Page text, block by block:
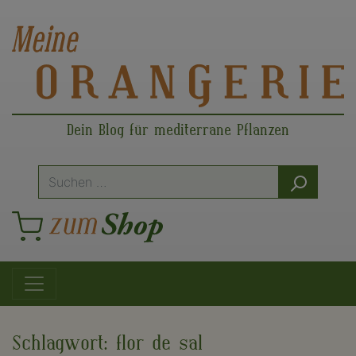
Dein Blog für mediterrane Pflanzen
Suche
nach:
Hauptnavigation
Schlagwort: flor de sal